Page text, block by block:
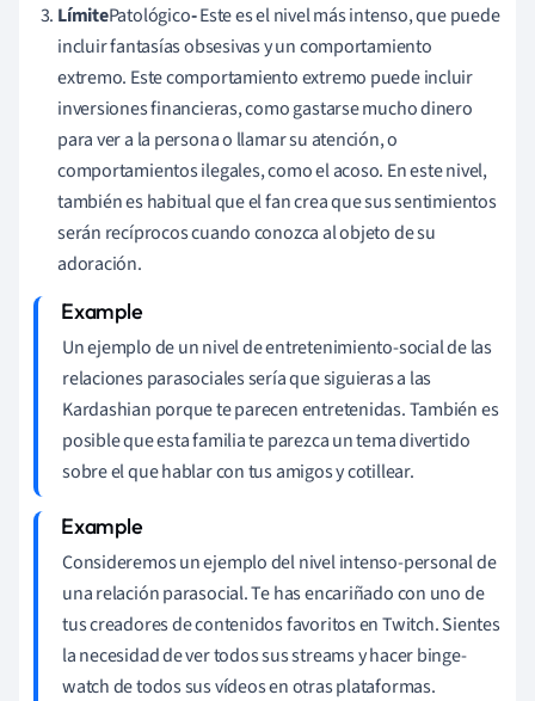
LímitePatológico-Este es el nivel más intenso, que puede
incluir fantasías obsesivas y un comportamiento
extremo. Este comportamiento extremo puede incluir
inversiones financieras, como gastarse mucho dinero
para ver a la persona o llamar su atención, o
comportamientos ilegales, como el acoso. En este nivel,
también es habitual que el fan crea que sus sentimientos
serán recíprocos cuando conozca al objeto de su
adoración.
Un ejemplo de un nivel de entretenimiento-social de las
relaciones parasociales sería que siguieras a las
Kardashian porque te parecen entretenidas. También es
posible que esta familia te parezca un tema divertido
sobre el que hablar con tus amigos y cotillear.
Consideremos un ejemplo del nivel intenso-personal de
una relación parasocial. Te has encariñado con uno de
tus creadores de contenidos favoritos en Twitch. Sientes
la necesidad de ver todos sus streams y hacer binge-
watch de todos sus vídeos en otras plataformas.